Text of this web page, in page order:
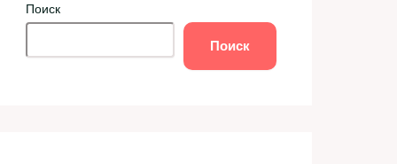
Поиск
Поиск